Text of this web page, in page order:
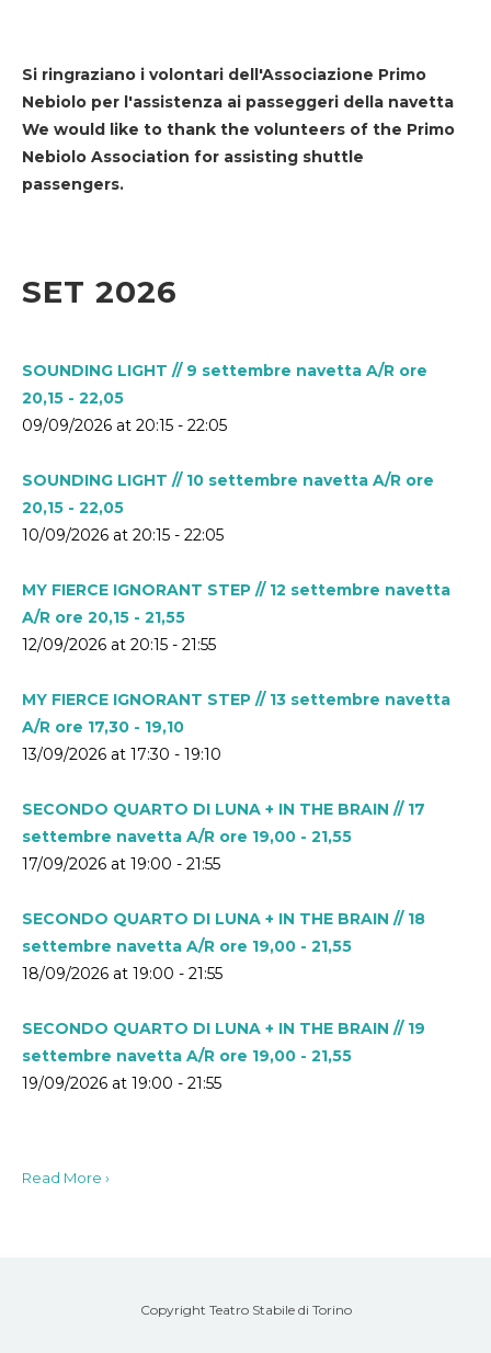
Si ringraziano i volontari dell'Associazione Primo
Nebiolo per l'assistenza ai passeggeri della navetta
We would like to thank the volunteers of the Primo
Nebiolo Association for assisting shuttle
passengers.
SET 2026
SOUNDING LIGHT // 9 settembre navetta A/R ore
20,15 - 22,05
09/09/2026 at 20:15 - 22:05
SOUNDING LIGHT // 10 settembre navetta A/R ore
20,15 - 22,05
10/09/2026 at 20:15 - 22:05
MY FIERCE IGNORANT STEP // 12 settembre navetta
A/R ore 20,15 - 21,55
12/09/2026 at 20:15 - 21:55
MY FIERCE IGNORANT STEP // 13 settembre navetta
A/R ore 17,30 - 19,10
13/09/2026 at 17:30 - 19:10
SECONDO QUARTO DI LUNA + IN THE BRAIN // 17
settembre navetta A/R ore 19,00 - 21,55
17/09/2026 at 19:00 - 21:55
SECONDO QUARTO DI LUNA + IN THE BRAIN // 18
settembre navetta A/R ore 19,00 - 21,55
18/09/2026 at 19:00 - 21:55
SECONDO QUARTO DI LUNA + IN THE BRAIN // 19
settembre navetta A/R ore 19,00 - 21,55
19/09/2026 at 19:00 - 21:55
Read More ›
Copyright Teatro Stabile di Torino